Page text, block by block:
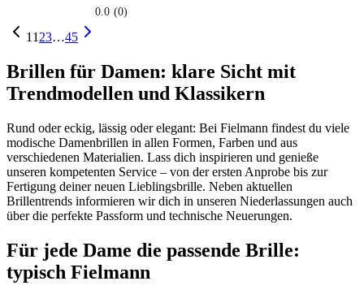
0.0 (0)
su
stelle.
1 1 23…45
Brillen für Damen: klare Sicht mit
Trendmodellen und Klassikern
Rund oder eckig, lässig oder elegant: Bei Fielmann findest du viele
modische Damenbrillen in allen Formen, Farben und aus
verschiedenen Materialien. Lass dich inspirieren und genieße
unseren kompetenten Service – von der ersten Anprobe bis zur
Fertigung deiner neuen Lieblingsbrille. Neben aktuellen
Brillentrends informieren wir dich in unseren Niederlassungen auch
über die perfekte Passform und technische Neuerungen.
Für jede Dame die passende Brille:
typisch Fielmann